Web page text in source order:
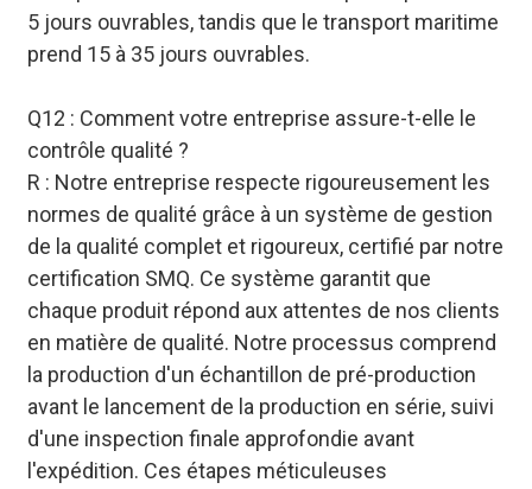
5 jours ouvrables, tandis que le transport maritime
prend 15 à 35 jours ouvrables.
Q12 : Comment votre entreprise assure-t-elle le
contrôle qualité ?
R : Notre entreprise respecte rigoureusement les
normes de qualité grâce à un système de gestion
de la qualité complet et rigoureux, certifié par notre
certification SMQ. Ce système garantit que
chaque produit répond aux attentes de nos clients
en matière de qualité. Notre processus comprend
la production d'un échantillon de pré-production
avant le lancement de la production en série, suivi
d'une inspection finale approfondie avant
l'expédition. Ces étapes méticuleuses